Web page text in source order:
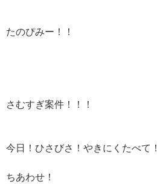
たのぴみー！！
さむすぎ案件！！！
今日！ひさびさ！やきにくたべて！
ちあわせ！